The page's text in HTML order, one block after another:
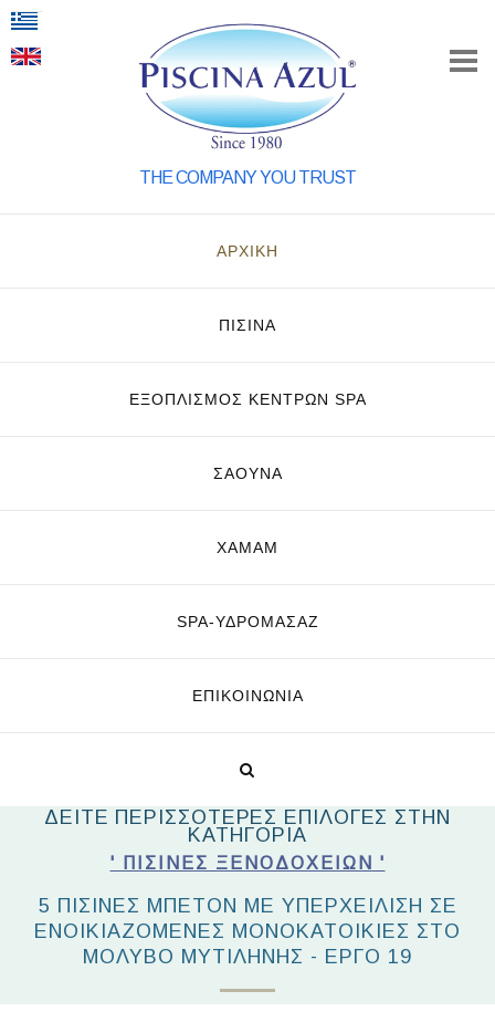
THE COMPANY YOU TRUST
ΑΡΧΙΚΗ
ΠΙΣΙΝΑ
ΕΞΟΠΛΙΣΜΌΣ ΚΈΝΤΡΩΝ SPA
ΣΑΟΥΝΑ
ΧΑΜΑΜ
SPA-ΥΔΡΟΜΑΣΆΖ
ΕΠΙΚΟΙΝΩΝΊΑ
ΔΕΙΤΕ ΠΕΡΙΣΣΟΤΕΡΕΣ ΕΠΙΛΟΓΕΣ ΣΤΗΝ
ΚΑΤΗΓΟΡΙΑ
' ΠΙΣΊΝΕΣ ΞΕΝΟΔΟΧΕΊΩΝ '
5 ΠΙΣΊΝΕΣ ΜΠΕΤΌΝ ΜΕ ΥΠΕΡΧΕΊΛΙΣΗ ΣΕ
ΕΝΟΙΚΙΑΖΌΜΕΝΕΣ ΜΟΝΟΚΑΤΟΙΚΊΕΣ ΣΤΟ
ΜΌΛΥΒΟ ΜΥΤΙΛΉΝΗΣ - ΈΡΓΟ 19